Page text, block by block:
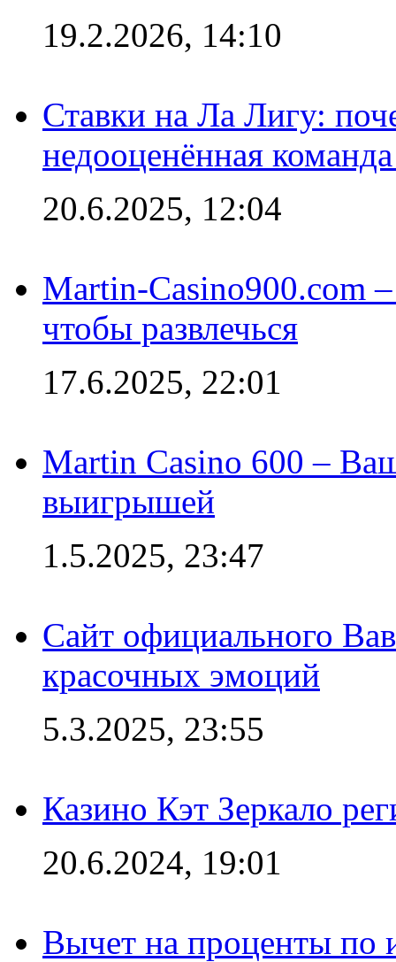
19.2.2026, 14:10
Ставки на Ла Лигу:
недооценённая
20.6.2025, 12:04
Martin-Casino900.com
чтобы развлечься
17.6.2025, 22:01
Martin Casino 600 –
выигрышей
1.5.2025, 23:47
Сайт официального
красочных эмоций
5.3.2025, 23:55
Казино Кэт Зеркало
20.6.2024, 19:01
Вычет на проценты по